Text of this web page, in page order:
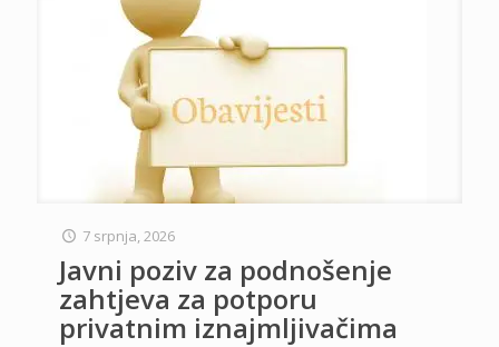
7 srpnja, 2026
Javni poziv za podnošenje
zahtjeva za potporu
privatnim iznajmljivačima